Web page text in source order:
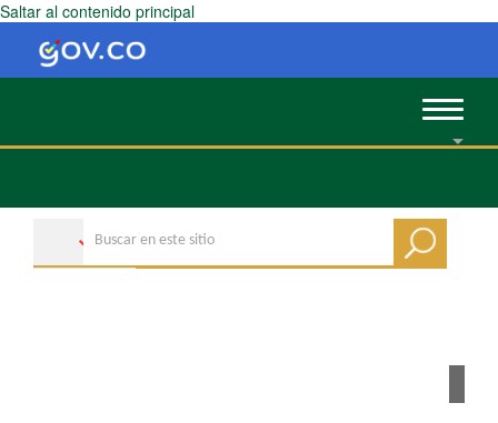
Saltar al contenido principal
Toggle